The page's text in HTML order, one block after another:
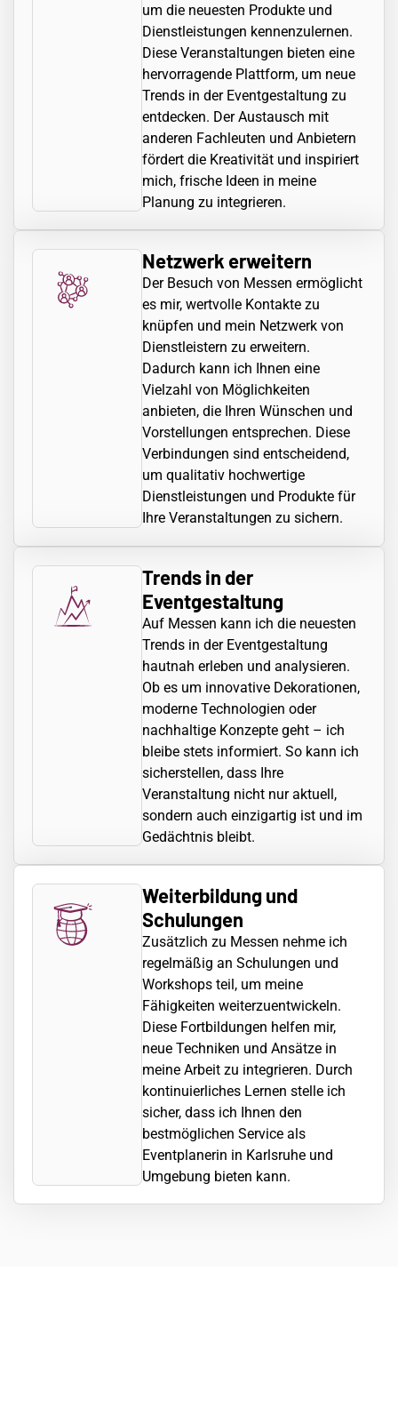
um die neuesten Produkte und
Dienstleistungen kennenzulernen.
Diese Veranstaltungen bieten eine
hervorragende Plattform, um neue
Trends in der Eventgestaltung zu
entdecken. Der Austausch mit
anderen Fachleuten und Anbietern
fördert die Kreativität und inspiriert
mich, frische Ideen in meine
Planung zu integrieren.
Netzwerk erweitern
Der Besuch von Messen ermöglicht
es mir, wertvolle Kontakte zu
knüpfen und mein Netzwerk von
Dienstleistern zu erweitern.
Dadurch kann ich Ihnen eine
Vielzahl von Möglichkeiten
anbieten, die Ihren Wünschen und
Vorstellungen entsprechen. Diese
Verbindungen sind entscheidend,
um qualitativ hochwertige
Dienstleistungen und Produkte für
Ihre Veranstaltungen zu sichern.
Trends in der
Eventgestaltung
Auf Messen kann ich die neuesten
Trends in der Eventgestaltung
hautnah erleben und analysieren.
Ob es um innovative Dekorationen,
moderne Technologien oder
nachhaltige Konzepte geht – ich
bleibe stets informiert. So kann ich
sicherstellen, dass Ihre
Veranstaltung nicht nur aktuell,
sondern auch einzigartig ist und im
Gedächtnis bleibt.
Weiterbildung und
Schulungen
Zusätzlich zu Messen nehme ich
regelmäßig an Schulungen und
Workshops teil, um meine
Fähigkeiten weiterzuentwickeln.
Diese Fortbildungen helfen mir,
neue Techniken und Ansätze in
meine Arbeit zu integrieren. Durch
kontinuierliches Lernen stelle ich
sicher, dass ich Ihnen den
bestmöglichen Service als
Eventplanerin in Karlsruhe und
Umgebung bieten kann.